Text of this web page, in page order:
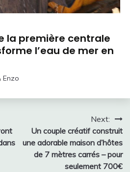
la première centrale
l’eau de mer en
Enzo
Next:
Un couple créatif construit
une adorable maison d’hôtes
de 7 mètres carrés – pour
seulement 700€